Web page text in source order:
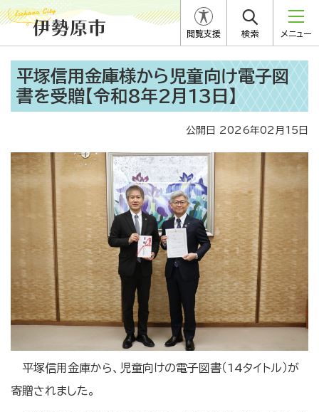
閲覧支援 検索 メニュー
平塚信用金庫様から児童向け電子図
書を受贈【令和8年2月13日】
公開日 2026年02月15日
平塚信用金庫から、児童向けの電子図書（14タイトル）が
寄贈されました。